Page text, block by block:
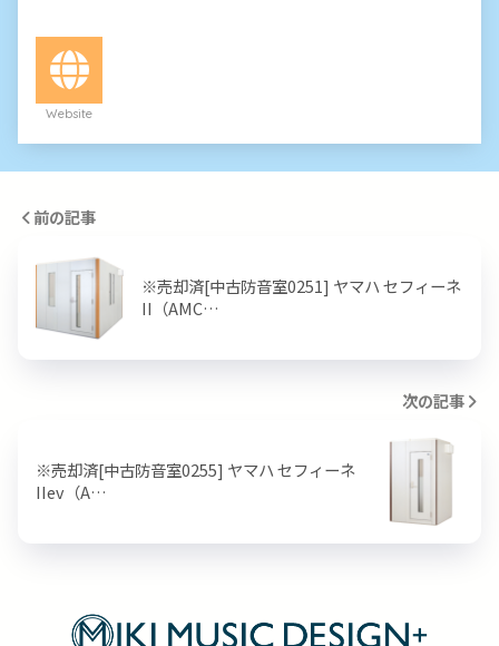
Website
前の記事
※売却済[中古防音室0251] ヤマハ セフィーネ
II（AMC…
次の記事
※売却済[中古防音室0255] ヤマハ セフィーネ
IIev（A…